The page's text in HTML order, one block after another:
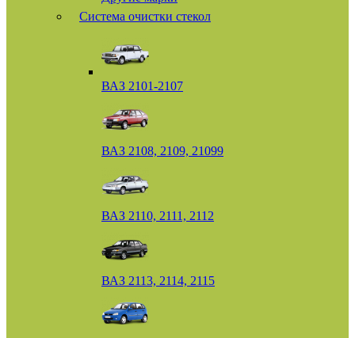
Система очистки стекол
ВАЗ 2101-2107
ВАЗ 2108, 2109, 21099
ВАЗ 2110, 2111, 2112
ВАЗ 2113, 2114, 2115